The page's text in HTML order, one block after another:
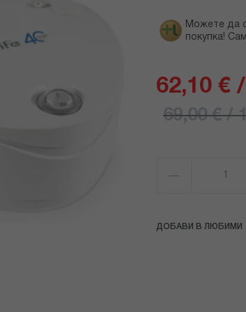
Можете да
покупка!
62,10 €
69,00 € /
ДОБАВИ В ЛЮБИМИ